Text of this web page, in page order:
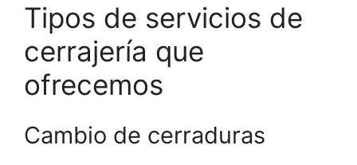
Tipos de servicios de
cerrajería que
ofrecemos
Cambio de cerraduras